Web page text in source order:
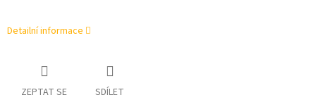
Detailní informace